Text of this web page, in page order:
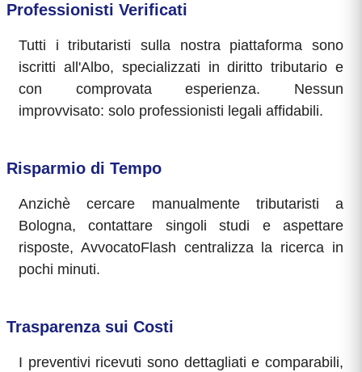
Professionisti Verificati
Tutti i tributaristi sulla nostra piattaforma sono
iscritti all'Albo, specializzati in diritto tributario e
con comprovata esperienza. Nessun
improvvisato: solo professionisti legali affidabili.
Risparmio di Tempo
Anzichè cercare manualmente tributaristi a
Bologna, contattare singoli studi e aspettare
risposte, AvvocatoFlash centralizza la ricerca in
pochi minuti.
Trasparenza sui Costi
I preventivi ricevuti sono dettagliati e comparabili,